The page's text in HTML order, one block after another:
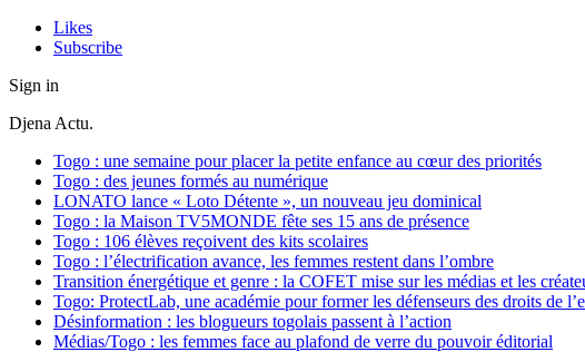
Likes
Subscribe
Sign in
Djena Actu.
Togo : une semaine pour placer la petite enfance au cœur des priorités
Togo : des jeunes formés au numérique
LONATO lance « Loto Détente », un nouveau jeu dominical
Togo : la Maison TV5MONDE fête ses 15 ans de présence
Togo : 106 élèves reçoivent des kits scolaires
Togo : l’électrification avance, les femmes restent dans l’ombre
Transition énergétique et genre : la COFET mise sur les médias et les
Togo: ProtectLab, une académie pour former les défenseurs des droits de
Désinformation : les blogueurs togolais passent à l’action
Médias/Togo : les femmes face au plafond de verre du pouvoir éditorial